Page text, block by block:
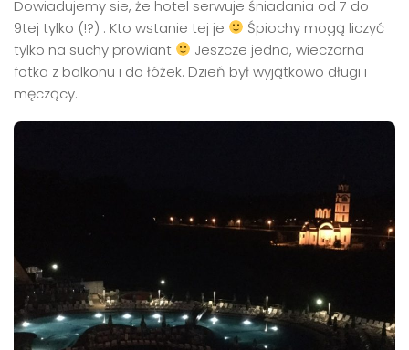
Dowiadujemy sie, że hotel serwuje śniadania od 7 do
9tej tylko (!?) . Kto wstanie tej je
Śpiochy mogą liczyć
tylko na suchy prowiant
Jeszcze jedna, wieczorna
fotka z balkonu i do łóżek. Dzień był wyjątkowo długi i
męczący.